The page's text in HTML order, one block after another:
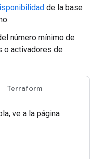
de la base
número mínimo de
o activadores de
Terraform
ve a la página